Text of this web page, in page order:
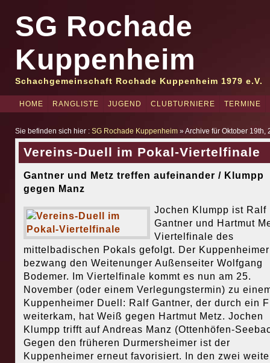
SG Rochade
Kuppenheim
Schachgemeinschaft Rochade Kuppenheim 1979 e.V.
HOME RANGLISTE JUGEND CLUBTURNIERE TERMINE
Sie befinden sich hier : SG Rochade Kuppenheim» Archive für Oktober 19th,
Vereins-Duell im Pokal-Viertelfinale
Gantner und Metz treffen aufeinander / Klumpp
gegen Manz
Jochen Klumpp ist Ralf
Gantner und Hartmut
Viertelfinale des
mittelbadischen Pokals gefolgt. Der Kuppenheimer
bezwang den Weitenunger Außenseiter Wolfgang
Bodemer. Im Viertelfinale kommt es nun am 25.
November (oder einem Verlegungstermin) zu
Kuppenheimer Duell: Ralf Gantner, der durch ein
weiterkam, hat Weiß gegen Hartmut Metz. Jochen
Klumpp trifft auf Andreas Manz (Ottenhöfen-
Gegen den früheren Durmersheimer ist der
Kuppenheimer erneut favorisiert. In den zwei